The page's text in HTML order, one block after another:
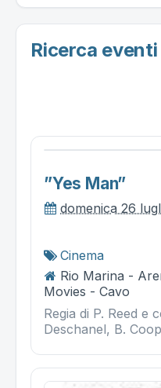
Ricerca
”yes Man”
domenica 26
Cinema
Rio Marina -
Movies - Cavo
Regia di P. Reed e
Deschanel, B.